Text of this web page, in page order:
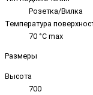
Розетка/Вилка
Температура
70 °C max
Размеры
Высота
700